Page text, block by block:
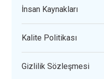
İnsan Kaynakları
Kalite Politikası
Gizlilik Sözleşmesi